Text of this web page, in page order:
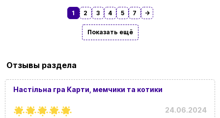
1 2 3 4 5 7 →
Показать ещё
Отзывы раздела
24.06.2024
Настільна гра Карти, мемчики та котики